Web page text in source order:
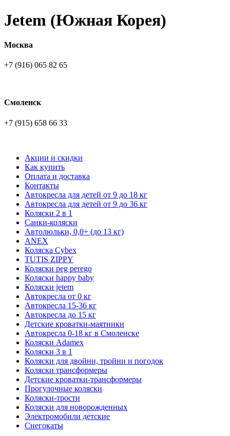
Jetem (Южная Корея)
Москва
+7 (916) 065 82 65
Смоленск
+7 (915) 658 66 33
Акции и скидки
Как купить
Оплата и доставка
Контакты
Автокресла для детей от 9 до 18 кг
Автокресла для детей от 9 до 36 кг
Коляски 2 в 1
Санки-коляски
Автолюльки, 0,0+ (до 13 кг)
ANEX
Коляска Cybex
TUTIS ZIPPY
Коляски peg perego
Коляски happy baby
Коляски jetem
Автокресла от 0 кг
Автокресла 15-36 кг
Автокресла до 15 кг
Детские кроватки-маятники
Автокресла 0-18 кг в Смоленске
Коляски Adamex
Коляски 3 в 1
Коляски для двойни, тройни и погодок
Коляски трансформеры
Детские кроватки-трансформеры
Прогулочные коляски
Коляски-трости
Коляски для новорожденных
Электромобили детские
Снегокаты